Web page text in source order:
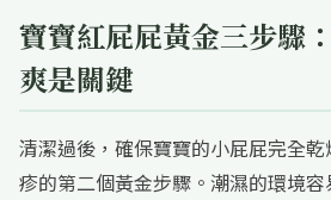
寶寶紅屁屁黃金三步驟
爽是關鍵
清潔過後，確保寶寶的小屁屁完全
疹的第二個黃金步驟。潮濕的環境